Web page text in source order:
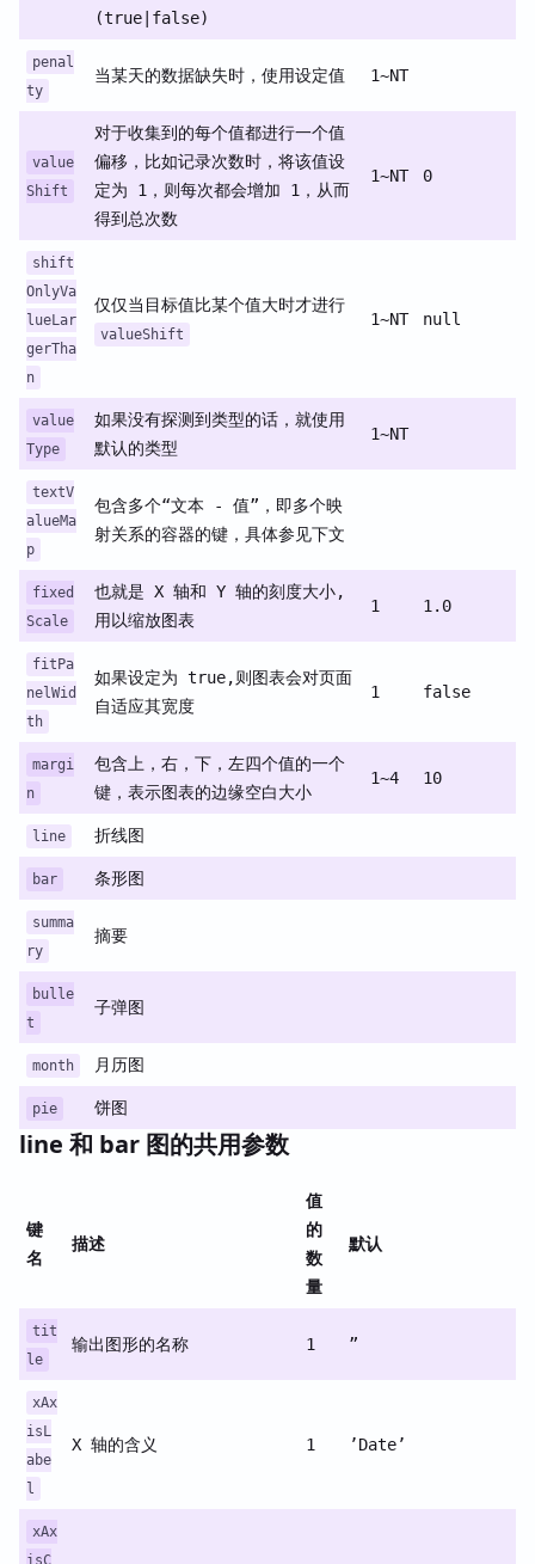
(true|false)
penal
ty
当某天的数据缺失时，使用设定值 1~NT
value
Shift
对于收集到的每个值都进行一个值
偏移，比如记录次数时，将该值设
定为 1，则每次都会增加 1，从而
得到总次数
1~NT 0
shift
OnlyVa
lueLar
gerTha
n
仅仅当目标值比某个值大时才进行
valueShift
1~NT null
value
Type
如果没有探测到类型的话，就使用
默认的类型
1~NT
textV
alueMa
p
包含多个“文本 - 值”，即多个映
射关系的容器的键，具体参见下文
fixed
Scale
也就是 X 轴和 Y 轴的刻度大小,
用以缩放图表
1 1.0
fitPa
nelWid
th
如果设定为 true,则图表会对页面
自适应其宽度
1 false
margi
n
包含上，右，下，左四个值的一个
键，表示图表的边缘空白大小
1~4 10
line 折线图
bar 条形图
summa
ry
摘要
bulle
t
子弹图
month 月历图
pie 饼图
line 和 bar 图的共用参数
键
名
描述
值
的
数
量
默认
tit
le
输出图形的名称 1 ”
xAx
isL
abe
l
X 轴的含义 1 ’Date’
xAx
isC